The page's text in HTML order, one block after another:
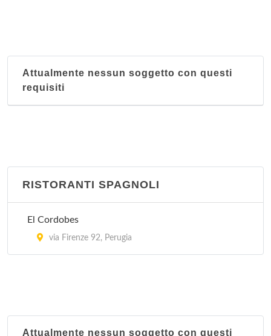
Attualmente nessun soggetto con questi
requisiti
RISTORANTI SPAGNOLI
El Cordobes
via Firenze 92, Perugia
Attualmente nessun soggetto con questi